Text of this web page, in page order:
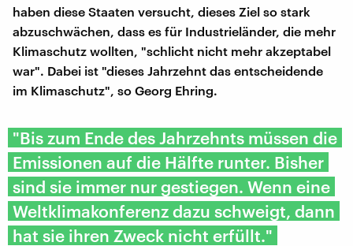
haben diese Staaten versucht, dieses Ziel so stark
abzuschwächen, dass es für Industrieländer, die mehr
Klimaschutz wollten, "schlicht nicht mehr akzeptabel
war". Dabei ist "dieses Jahrzehnt das entscheidende
im Klimaschutz", so Georg Ehring.
"Bis zum Ende des Jahrzehnts müssen die
Emissionen auf die Hälfte runter. Bisher
sind sie immer nur gestiegen. Wenn eine
Weltklimakonferenz dazu schweigt, dann
hat sie ihren Zweck nicht erfüllt."